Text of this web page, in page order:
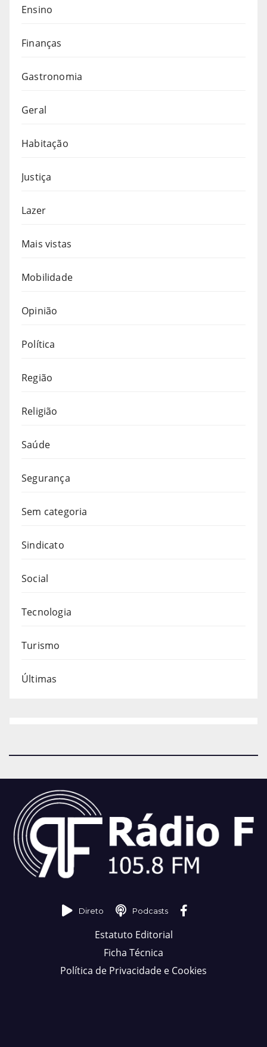
Ensino
Finanças
Gastronomia
Geral
Habitação
Justiça
Lazer
Mais vistas
Mobilidade
Opinião
Política
Região
Religião
Saúde
Segurança
Sem categoria
Sindicato
Social
Tecnologia
Turismo
Últimas
Direto Podcasts
Estatuto Editorial
Ficha Técnica
Política de Privacidade e Cookies